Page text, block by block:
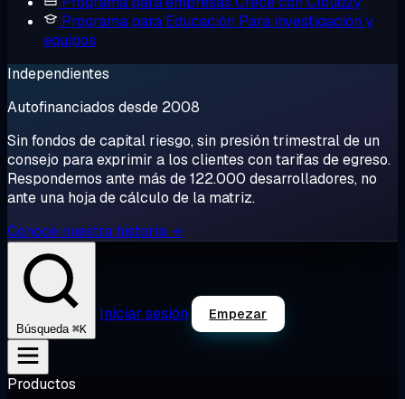
Programa para Educación Para investigación y
equipos
Independientes
Autofinanciados desde 2008
Sin fondos de capital riesgo, sin presión trimestral de un
consejo para exprimir a los clientes con tarifas de egreso.
Respondemos ante más de 122.000 desarrolladores, no
ante una hoja de cálculo de la matriz.
Conoce nuestra historia →
Búsqueda ⌘K
Iniciar sesión Empezar
Productos